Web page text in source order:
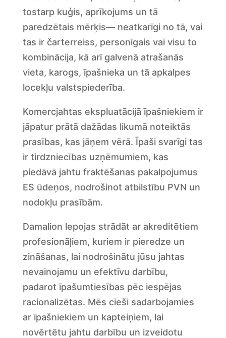
tostarp kuģis, aprīkojums un tā
paredzētais mērķis— neatkarīgi no tā, vai
tas ir čarterreiss, personīgais vai visu to
kombinācija, kā arī galvenā atrašanās
vieta, karogs, īpašnieka un tā apkalpes
locekļu valstspiederība.
Komercjahtas ekspluatācijā īpašniekiem ir
jāpatur prātā dažādas likumā noteiktās
prasības, kas jāņem vērā. Īpaši svarīgi tas
ir tirdzniecības uzņēmumiem, kas
piedāvā jahtu fraktēšanas pakalpojumus
ES ūdeņos, nodrošinot atbilstību PVN un
nodokļu prasībām.
Damalion lepojas strādāt ar akreditētiem
profesionāļiem, kuriem ir pieredze un
zināšanas, lai nodrošinātu jūsu jahtas
nevainojamu un efektīvu darbību,
padarot īpašumtiesības pēc iespējas
racionalizētas. Mēs cieši sadarbojamies
ar īpašniekiem un kapteiņiem, lai
novērtētu jahtu darbību un izveidotu